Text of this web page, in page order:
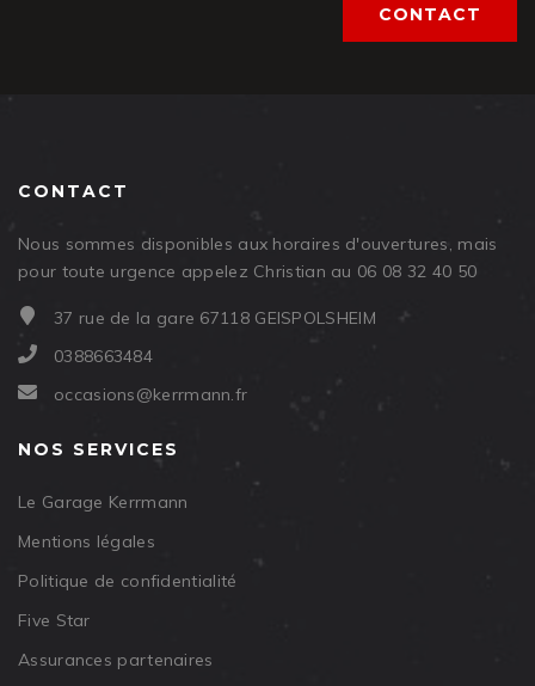
CONTACT
CONTACT
Nous sommes disponibles aux horaires d'ouvertures, mais
pour toute urgence appelez Christian au 06 08 32 40 50
37 rue de la gare 67118 GEISPOLSHEIM
0388663484
occasions@kerrmann.fr
NOS SERVICES
Le Garage Kerrmann
Mentions légales
Politique de confidentialité
Five Star
Assurances partenaires